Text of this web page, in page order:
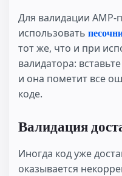
Для валидации
использовать
тот же, что и при
валидатора:
и она пометит все
коде.
Валидация
Иногда код уже
оказывается